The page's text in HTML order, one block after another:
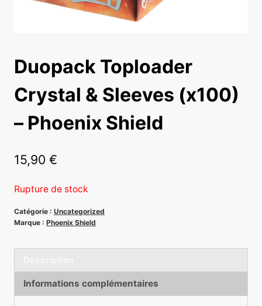
Duopack Toploader
Crystal & Sleeves (x100)
– Phoenix Shield
15,90 €
Rupture de stock
Catégorie : Uncategorized
Marque : Phoenix Shield
Informations complémentaires